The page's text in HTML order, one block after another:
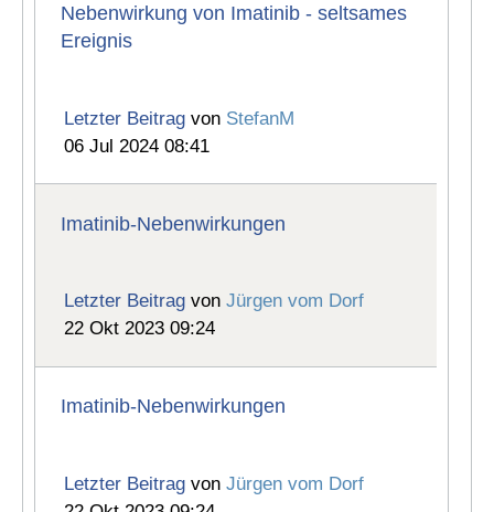
Nebenwirkung von Imatinib - seltsames
Ereignis
Letzter Beitrag von StefanM
06 Jul 2024 08:41
Imatinib-Nebenwirkungen
Letzter Beitrag vonJürgen vom Dorf
22 Okt 2023 09:24
Imatinib-Nebenwirkungen
Letzter Beitrag vonJürgen vom Dorf